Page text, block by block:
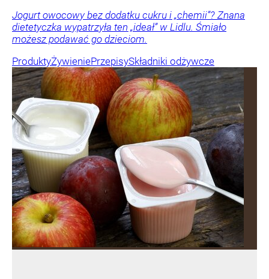
Jogurt owocowy bez dodatku cukru i „chemii”? Znana
dietetyczka wypatrzyła ten „ideał” w Lidlu. Śmiało
możesz podawać go dzieciom.
ProduktyŻywieniePrzepisySkładniki odżywcze